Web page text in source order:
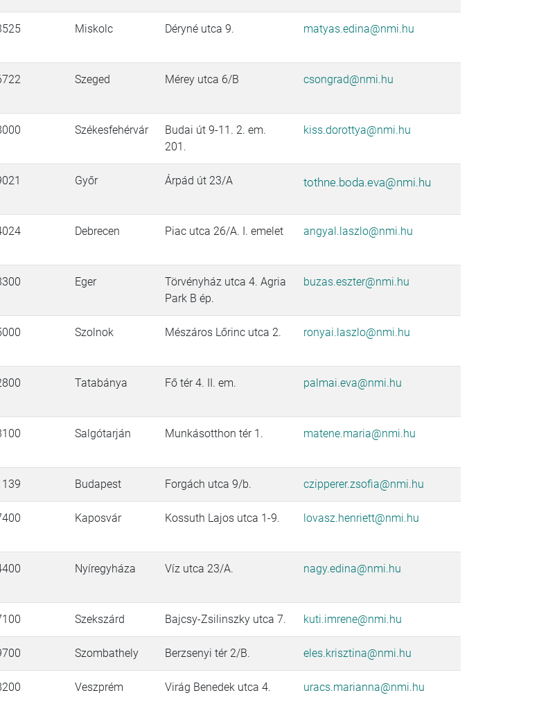
Miskolc Déryné utca 9. matyas.edina@nmi.hu
Szeged Mérey utca 6/B csongrad@nmi.hu
Székesfehérvár
Budai út 9-11. 2. em.
201.
kiss.dorottya@nmi.hu
Győr Árpád út 23/A tothne.boda.eva@nmi.hu
Debrecen Piac utca 26/A. I. emelet angyal.laszlo@nmi.hu
Eger
Törvényház utca 4. Agria
Park B ép.
buzas.eszter@nmi.hu
Szolnok Mészáros Lőrinc utca 2. ronyai.laszlo@nmi.hu
Tatabánya Fő tér 4. II. em. palmai.eva@nmi.hu
Salgótarján Munkásotthon tér 1. matene.maria@nmi.hu
Budapest Forgách utca 9/b. czipperer.zsofia@nmi.hu
Kaposvár Kossuth Lajos utca 1-9. lovasz.henriett@nmi.hu
Nyíregyháza Víz utca 23/A. nagy.edina@nmi.hu
Szekszárd Bajcsy-Zsilinszky utca 7. kuti.imrene@nmi.hu
Szombathely Berzsenyi tér 2/B. eles.krisztina@nmi.hu
Veszprém Virág Benedek utca 4. uracs.marianna@nmi.hu